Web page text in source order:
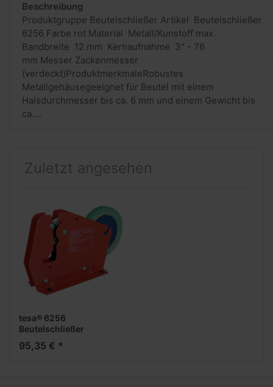
Beschreibung
Produktgruppe Beutelschließer Artikel Beutelschließer
6256 Farbe rot Material Metall/Kunstoff max.
Bandbreite 12 mm Kernaufnahme 3" - 76
mm Messer Zackenmesser
(verdeckt)ProduktmerkmaleRobustes
Metallgehäusegeeignet für Beutel mit einem
Halsdurchmesser bis ca. 6 mm und einem Gewicht bis
ca....
Zuletzt angesehen
tesa® 6256
Beutelschließer
95,35 € *